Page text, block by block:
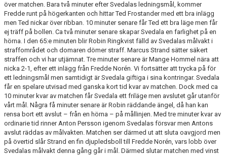
över matchen. Bara två minuter efter Svedalas ledningsmål, kommer
Fredde runt på högerkanten och hittar Ted Frostander med ett bra inlägg
men Ted nickar över ribban. 10 minuter senare får Ted ett bra läge men får
ej träff på bollen. Ca två minuter senare skapar Svedala en farlighet på en
hörna. I den 65:e minuten blir Robin Ringkvist fälld av Svedalas målvakt i
straffområdet och domaren dömer straff. Marcus Strand sätter säkert
straffen och vi har utjämnat. Tre minuter senare är Mange Hommel nära att
nicka 2-1, efter ett inlägg från Fredde Norén. Vi fortsätter att trycka på för
ett ledningsmål men samtidigt är Svedala giftiga i sina kontringar. Svedala
får en spelare utvisad med ganska kort tid kvar av matchen. Dock med ca
10 minuter kvar av matchen får Svedala ett friläge men avslutet går utanför
vårt mål. Några få minuter senare är Robin räddande ängel, då han kan
rensa bort ett avslut – från en hörna – på mållinjen. Med tre minuter kvar av
ordinarie tid rinner Anton Persson igenom Svedalas försvar men Antons
avslut räddas av målvakten. Matchen ser därmed ut att sluta oavgjord men
på övertid slår Strand en fin djupledsboll till Fredde Norén, vars lobb över
Svedalas målvakt denna gång går i mål. Därmed slutar matchen med vinst